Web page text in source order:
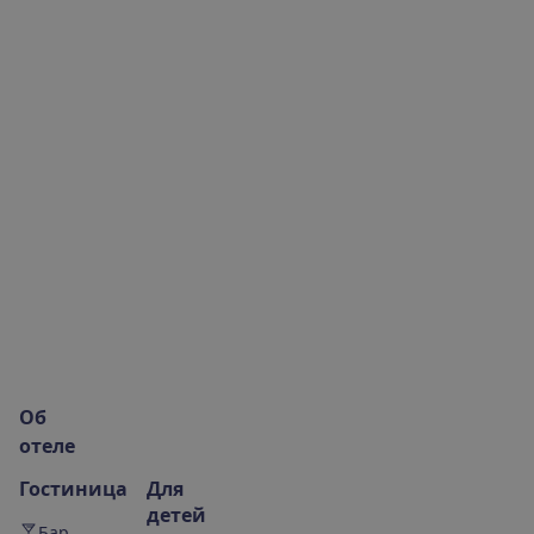
Об
отеле
Гостиница
Для
детей